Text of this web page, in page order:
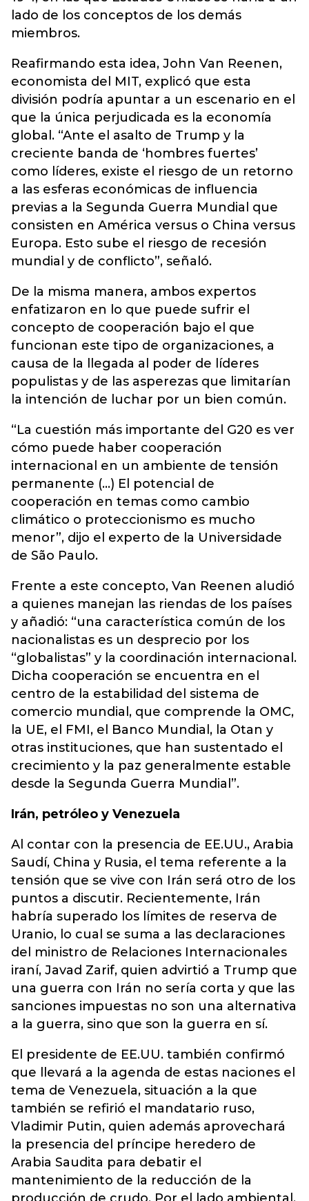
lado de los conceptos de los demás
miembros.
Reafirmando esta idea, John Van Reenen,
economista del MIT, explicó que esta
división podría apuntar a un escenario en el
que la única perjudicada es la economía
global. “Ante el asalto de Trump y la
creciente banda de ‘hombres fuertes’
como líderes, existe el riesgo de un retorno
a las esferas económicas de influencia
previas a la Segunda Guerra Mundial que
consisten en América versus o China versus
Europa. Esto sube el riesgo de recesión
mundial y de conflicto”, señaló.
De la misma manera, ambos expertos
enfatizaron en lo que puede sufrir el
concepto de cooperación bajo el que
funcionan este tipo de organizaciones, a
causa de la llegada al poder de líderes
populistas y de las asperezas que limitarían
la intención de luchar por un bien común.
“La cuestión más importante del G20 es ver
cómo puede haber cooperación
internacional en un ambiente de tensión
permanente (...) El potencial de
cooperación en temas como cambio
climático o proteccionismo es mucho
menor”, dijo el experto de la Universidade
de São Paulo.
Frente a este concepto, Van Reenen aludió
a quienes manejan las riendas de los países
y añadió: “una característica común de los
nacionalistas es un desprecio por los
“globalistas” y la coordinación internacional.
Dicha cooperación se encuentra en el
centro de la estabilidad del sistema de
comercio mundial, que comprende la OMC,
la UE, el FMI, el Banco Mundial, la Otan y
otras instituciones, que han sustentado el
crecimiento y la paz generalmente estable
desde la Segunda Guerra Mundial”.
Irán, petróleo y Venezuela
Al contar con la presencia de EE.UU., Arabia
Saudí, China y Rusia, el tema referente a la
tensión que se vive con Irán será otro de los
puntos a discutir. Recientemente, Irán
habría superado los límites de reserva de
Uranio, lo cual se suma a las declaraciones
del ministro de Relaciones Internacionales
iraní, Javad Zarif, quien advirtió a Trump que
una guerra con Irán no sería corta y que las
sanciones impuestas no son una alternativa
a la guerra, sino que son la guerra en sí.
El presidente de EE.UU. también confirmó
que llevará a la agenda de estas naciones el
tema de Venezuela, situación a la que
también se refirió el mandatario ruso,
Vladimir Putin, quien además aprovechará
la presencia del príncipe heredero de
Arabia Saudita para debatir el
mantenimiento de la reducción de la